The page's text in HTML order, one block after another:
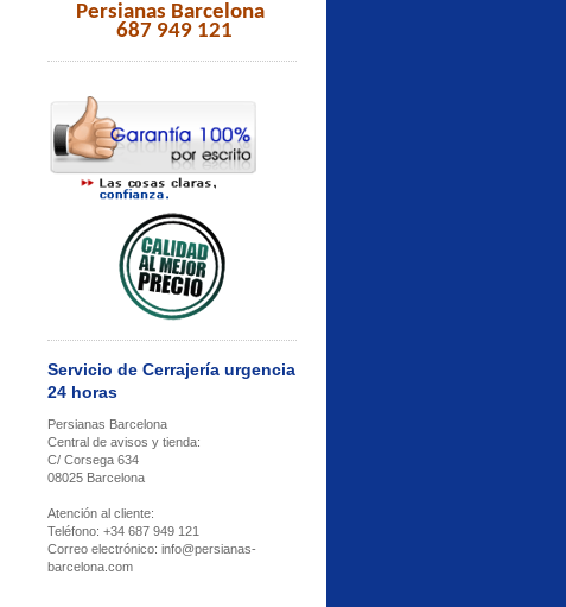
Persianas Barcelona
687 949 121
Servicio de Cerrajería urgencia
24 horas
Persianas Barcelona
Central de avisos y tienda:
C/ Corsega 634
08025 Barcelona
Atención al cliente:
Teléfono: +34 687 949 121
Correo electrónico: info@persianas-
barcelona.com